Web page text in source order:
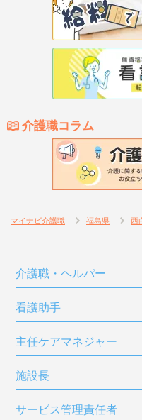
介護職コラム
マイナビ介護職 福島県 西
介護職・ヘルパー
看護助手
主任ケアマネジャー
施設長
サービス管理責任者